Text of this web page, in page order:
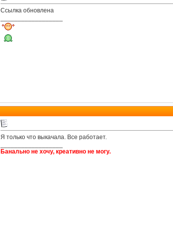
Ссылка обновлена
Я только что выкачала. Все работает.
Банально не хочу, креативно не могу.